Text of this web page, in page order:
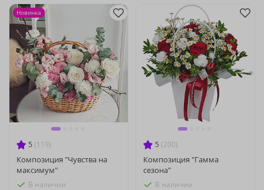
5 (119)
Композиция "Чувства на
максимум"
В наличии
Новинка
5 (200)
Композиция "Гамма
сезона"
В наличии